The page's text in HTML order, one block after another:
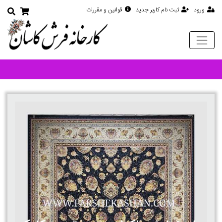
ورود ثبت نام کاربر جدید قوانین و مقررات